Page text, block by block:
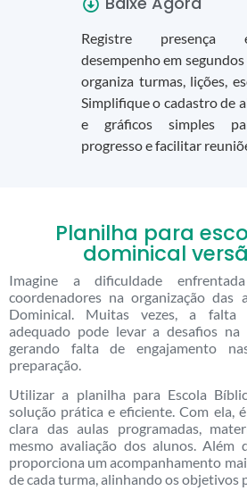
Registre presença
desempenho em
organiza turmas, lições,
Simplifique o cadastro de
e gráficos simples
progresso e facilitar
Planilha para
dominical
Imagine a dificuldade
coordenadores na organização das
Dominical. Muitas vezes, a falta
adequado pode levar a desafios na
gerando falta de engajamento
preparação.
Utilizar a planilha para Escola
solução prática e eficiente. Com ela,
clara das aulas programadas,
mesmo avaliação dos alunos.
proporciona um acompanhamento
de cada turma, alinhando os objetivos